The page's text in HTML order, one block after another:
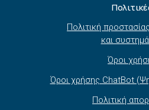
Πολιτική
και
Όροι
Όροι χρήσης ChatBot
Πολιτική